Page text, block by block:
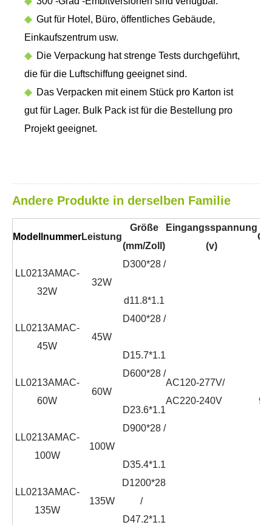
◆ Gut für Hotel, Büro, öffentliches Gebäude,
Einkaufszentrum usw.
◆ Die Verpackung hat strenge Tests durchgeführt,
die für die Luftschiffung geeignet sind.
◆ Das Verpacken mit einem Stück pro Karton ist
gut für Lager. Bulk Pack ist für die Bestellung pro
Projekt geeignet.
Andere Produkte in derselben Familie
ModellnummerLeistung
Größe
(mm/Zoll)
Eingangsspannung
(v)
Cri
LL0213AMAC-
32W
32W
D300*28 /
d11.8*1.1
AC120-277V/
AC220-240V
90
LL0213AMAC-
45W
45W
D400*28 /
D15.7*1.1
LL0213AMAC-
60W
60W
D600*28 /
D23.6*1.1
LL0213AMAC-
100W
100W
D900*28 /
D35.4*1.1
LL0213AMAC-
135W
135W
D1200*28
/
D47.2*1.1